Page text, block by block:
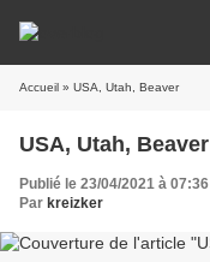
Accueil » USA, Utah, Beaver
USA, Utah, Beaver
Publié le 23/04/2021 à 07:36
Par kreizker